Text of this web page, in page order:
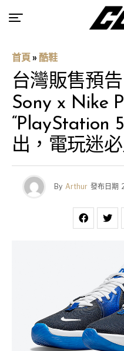
首頁 » 酷鞋
台灣販售預
Sony x Nike
“PlayStation
出，電玩迷
By Arthur 發布日期